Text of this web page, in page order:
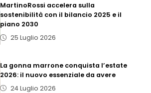
MartinoRossi accelera sulla
sostenibilità con il bilancio 2025 e il
piano 2030
25 Luglio 2026
La gonna marrone conquista l’estate
2026: il nuovo essenziale da avere
24 Luglio 2026